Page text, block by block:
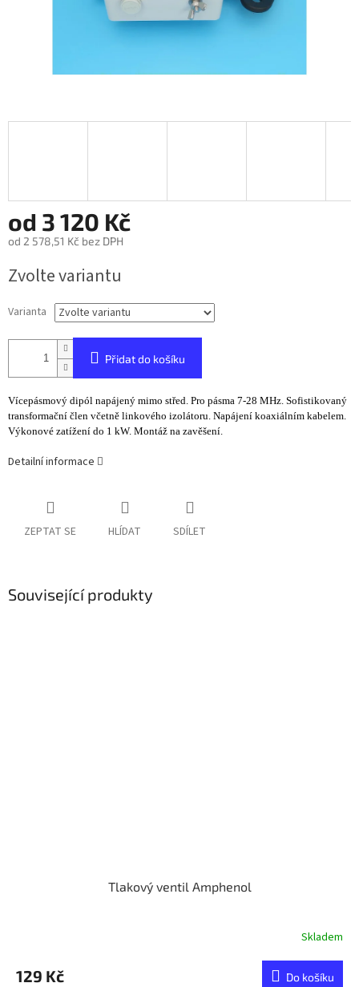
od 3 120 Kč
od 2 578,51 Kč bez DPH
cena:
Zvolte variantu
Varianta
Přidat do košíku
Vícepásmový dipól napájený mimo střed. Pro pásma 7-28 MHz. Sofistikovaný
transformační člen včetně linkového izolátoru. Napájení koaxiálním kabelem.
Výkonové zatížení do 1 kW. Montáž na zavěšení.
Detailní informace
ZEPTAT SE HLÍDAT SDÍLET
Související produkty
Tlakový ventil Amphenol
Skladem
129 Kč Do košíku